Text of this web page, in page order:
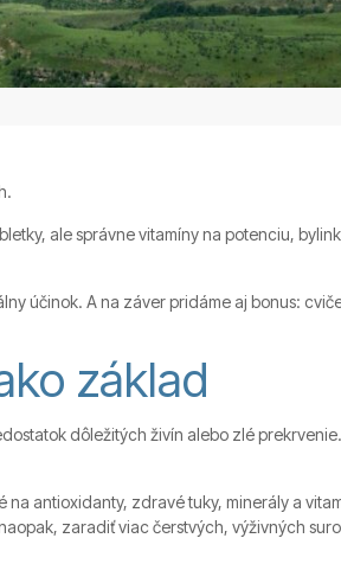
ale správne vitamíny na potenciu,
účinok. A na záver pridáme aj bonus:
základ
dôležitých živín alebo zlé
antioxidanty, zdravé tuky, minerály a
zaradiť viac čerstvých, výživných